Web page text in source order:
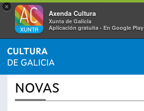
×
Axenda Cultura
Xunta de Galicia
Aplicación gratuíta - En Google Play
Vostede
está
INICIO › ACTUALIDADE
NOVAS